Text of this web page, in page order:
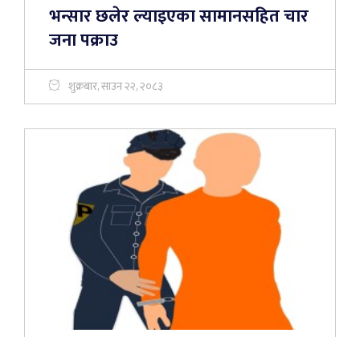
भन्सार छलेर ल्याइएका सामानसहित चार
जना पक्राउ
शुक्रबार, साउन २२, २०८३